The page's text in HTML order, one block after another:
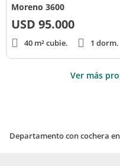
Moreno 3600
USD 95.000
40 m² cubie. 1 dorm.
Ver más